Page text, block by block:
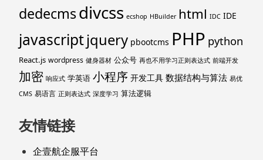
dedecmsdivcss ecshop HBuilder html IDC IDE
javascriptjquery pbootcms PHP python
React.js wordpress 健身器材 公众号 再也不用学习正则表达式 前端开发
加密 响应式 学英语 小程序 开发工具 数据结构与算法 易优
CMS 易语言 正则表达式 深度学习 算法逻辑
友情链接
企壹航企服平台